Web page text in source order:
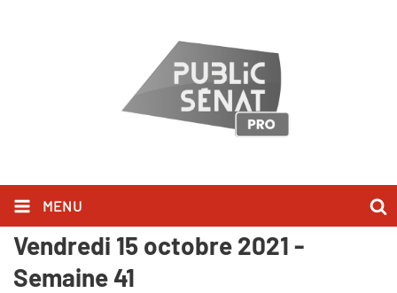
MENU
Les Temps Forts du Samedi 09 au
Vendredi 15 octobre 2021 -
Semaine 41